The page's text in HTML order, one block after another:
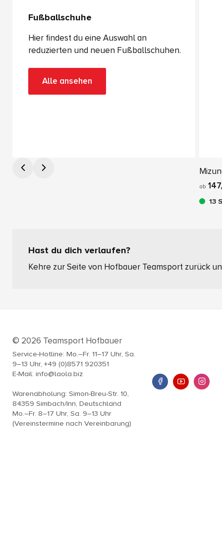
Fußballschuhe
Hier findest du eine Auswahl an
reduzierten und neuen Fußballschuhen.
Alle ansehen
ab
13
Hast du dich verlaufen?
Kehre zur Seite von Hofbauer Teamsport zurück
© 2026 Teamsport Hofbauer
Service-Hotline: Mo.–Fr. 11–17 Uhr, Sa.
9–13 Uhr, +49 (0)8571 920351
E-Mail: info@laola.biz
Warenabholung: Simon-Breu-Str. 10,
84359 Simbach/Inn, Deutschland
Mo.–Fr. 8–17 Uhr, Sa. 9–13 Uhr
(Vereinstermine nach Vereinbarung)